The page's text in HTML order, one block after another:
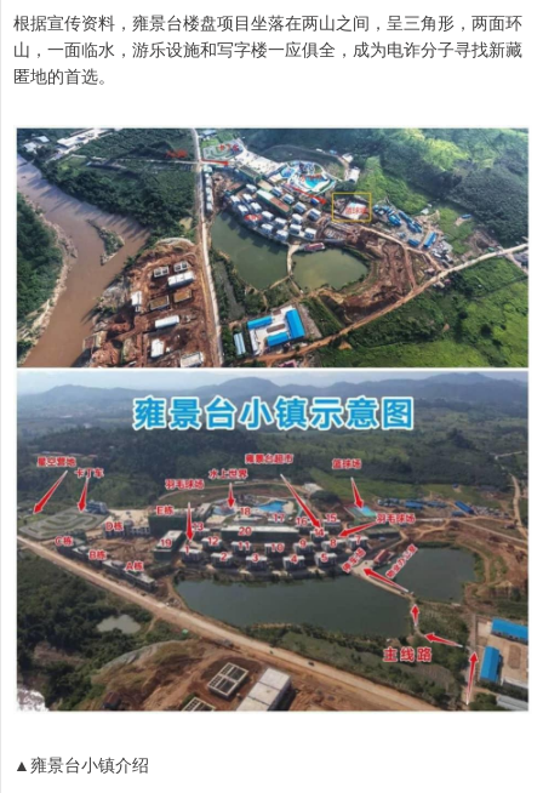
根据宣传资料，雍景台楼盘项目坐落在两山之间，呈三角形，两面环
山，一面临水，游乐设施和写字楼一应俱全，成为电诈分子寻找新藏
匿地的首选。
▲雍景台小镇介绍